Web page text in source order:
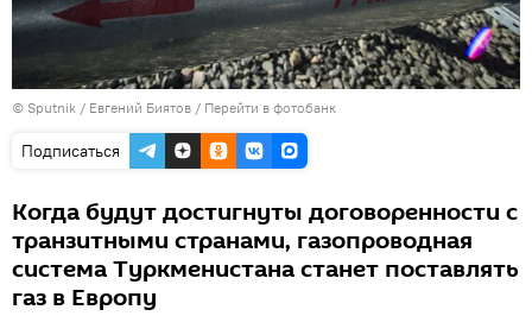
© Sputnik / Евгений Биятов / Перейти в фотобанк
Подписаться
Когда будут достигнуты договоренности с
транзитными странами, газопроводная
система Туркменистана станет поставлять
газ в Европу